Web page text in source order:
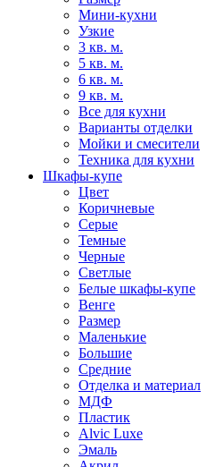
Мини-кухни
Узкие
3 кв. м.
5 кв. м.
6 кв. м.
9 кв. м.
Все для кухни
Варианты отделки
Мойки и смесители
Техника для кухни
Шкафы-купе
Цвет
Коричневые
Серые
Темные
Черные
Светлые
Белые шкафы-купе
Венге
Размер
Маленькие
Большие
Средние
Отделка и материал
МДФ
Пластик
Alvic Luxe
Эмаль